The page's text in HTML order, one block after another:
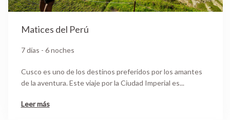
Matices del Perú
7 días - 6 noches
Cusco es uno de los destinos preferidos por los amantes
de la aventura. Este viaje por la Ciudad Imperial es...
Leer más